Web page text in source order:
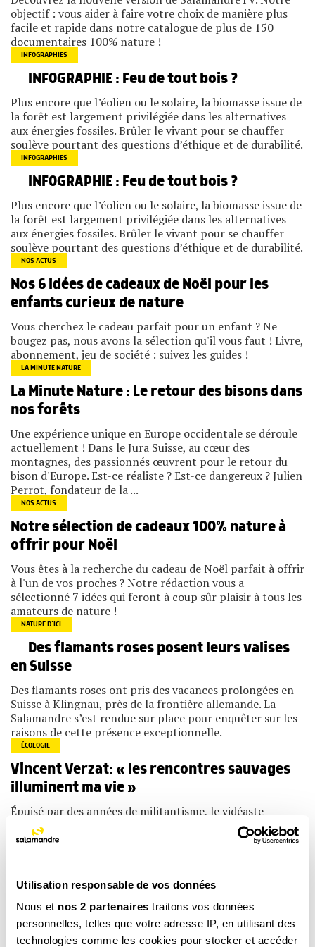
Utilisation responsable de vos données
Nous et nos 2 partenaires traitons vos données
personnelles, telles que votre adresse IP, en utilisant des
technologies comme les cookies pour stocker et accéder
objectif : vous aider à faire votre choix de manière plus
facile et rapide dans notre catalogue de plus de 150
documentaires 100% nature !
INFOGRAPHIES
INFOGRAPHIE : Feu de tout bois ?
Plus encore que l’éolien ou le solaire, la biomasse issue de
la forêt est largement privilégiée dans les alternatives
aux énergies fossiles. Brûler le vivant pour se chauffer
soulève pourtant des questions d’éthique et de durabilité.
INFOGRAPHIES
INFOGRAPHIE : Feu de tout bois ?
Plus encore que l’éolien ou le solaire, la biomasse issue de
la forêt est largement privilégiée dans les alternatives
aux énergies fossiles. Brûler le vivant pour se chauffer
soulève pourtant des questions d’éthique et de durabilité.
NOS ACTUS
Nos 6 idées de cadeaux de Noël pour les
enfants curieux de nature
Vous cherchez le cadeau parfait pour un enfant ? Ne
bougez pas, nous avons la sélection qu'il vous faut ! Livre,
abonnement, jeu de société : suivez les guides !
LA MINUTE NATURE
La Minute Nature : Le retour des bisons dans
nos forêts
Une expérience unique en Europe occidentale se déroule
actuellement ! Dans le Jura Suisse, au cœur des
montagnes, des passionnés œuvrent pour le retour du
bison d'Europe. Est-ce réaliste ? Est-ce dangereux ? Julien
Perrot, fondateur de la ...
NOS ACTUS
Notre sélection de cadeaux 100% nature à
offrir pour Noël
Vous êtes à la recherche du cadeau de Noël parfait à offrir
à l'un de vos proches ? Notre rédaction vous a
sélectionné 7 idées qui feront à coup sûr plaisir à tous les
amateurs de nature !
NATURE D’ICI
Des flamants roses posent leurs valises
en Suisse
Des flamants roses ont pris des vacances prolongées en
Suisse à Klingnau, près de la frontière allemande. La
Salamandre s’est rendue sur place pour enquêter sur les
raisons de cette présence exceptionnelle.
ÉCOLOGIE
Vincent Verzat: « les rencontres sauvages
illuminent ma vie »
Épuisé par des années de militantisme, le vidéaste
Vincent Verzat, plus connu sous le nom de sa chaîne
YouTube « Partager c’est sympa », a repris force en se
ÉCOLOGIE
Le documentaire de Vincent Verzat
disponible sur YouTube